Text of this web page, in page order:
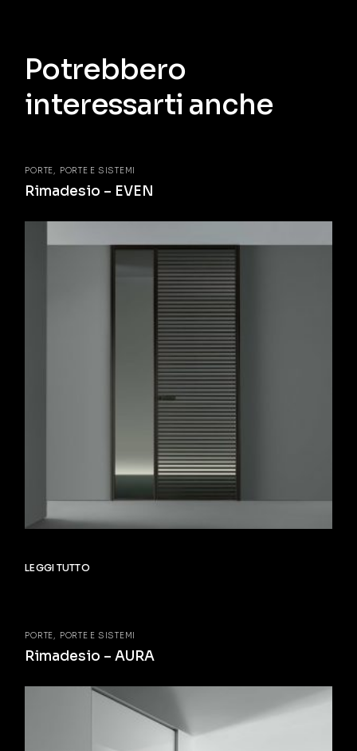
Potrebbero
interessarti anche
LEGGI TUTTO
PORTE PORTE E SISTEMI
Rimadesio – EVEN
PORTE PORTE E SISTEMI
Rimadesio – AURA